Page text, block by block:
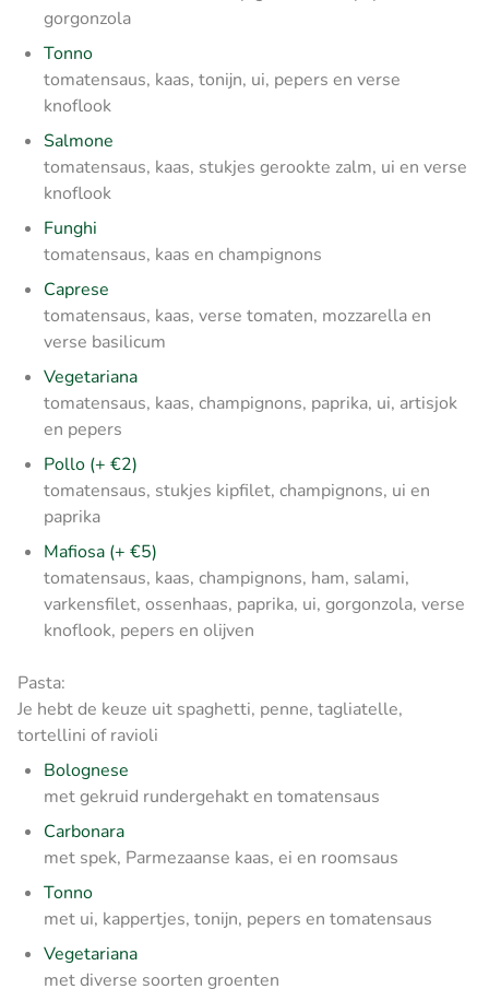
gorgonzola
Tonno
tomatensaus, kaas, tonijn, ui, pepers en verse
knoflook
Salmone
tomatensaus, kaas, stukjes gerookte zalm, ui en verse
knoflook
Funghi
tomatensaus, kaas en champignons
Caprese
tomatensaus, kaas, verse tomaten, mozzarella en
verse basilicum
Vegetariana
tomatensaus, kaas, champignons, paprika, ui, artisjok
en pepers
Pollo (+ €2)
tomatensaus, stukjes kipfilet, champignons, ui en
paprika
Mafiosa (+ €5)
tomatensaus, kaas, champignons, ham, salami,
varkensfilet, ossenhaas, paprika, ui, gorgonzola, verse
knoflook, pepers en olijven
Pasta:
Je hebt de keuze uit spaghetti, penne, tagliatelle,
tortellini of ravioli
Bolognese
met gekruid rundergehakt en tomatensaus
Carbonara
met spek, Parmezaanse kaas, ei en roomsaus
Tonno
met ui, kappertjes, tonijn, pepers en tomatensaus
Vegetariana
met diverse soorten groenten